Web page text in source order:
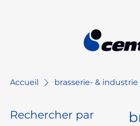
Accueil brasserie- &
Rechercher par